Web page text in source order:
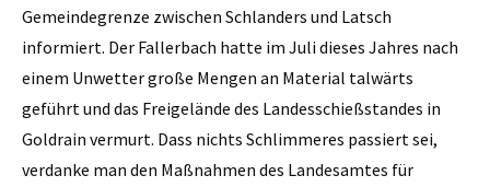
Gemeindegrenze zwischen Schlanders und Latsch
informiert. Der Fallerbach hatte im Juli dieses Jahres nach
einem Unwetter große Mengen an Material talwärts
geführt und das Freigelände des Landesschießstandes in
Goldrain vermurt. Dass nichts Schlimmeres passiert sei,
verdanke man den Maßnahmen des Landesamtes für